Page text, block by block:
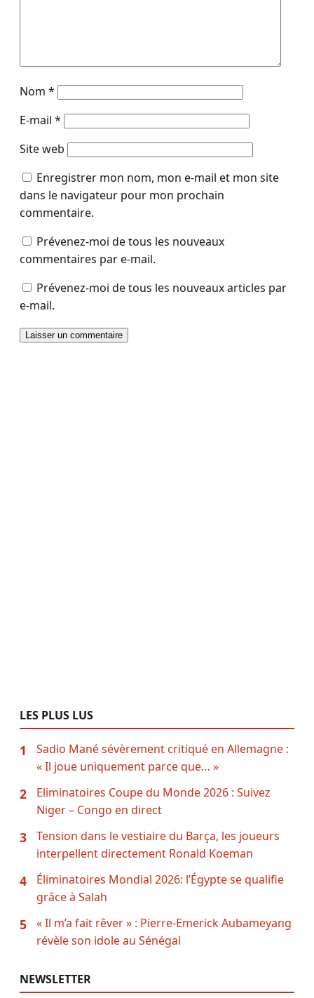
Nom *
E-mail *
Site web
Enregistrer mon nom, mon e-mail et mon site
dans le navigateur pour mon prochain
commentaire.
Prévenez-moi de tous les nouveaux
commentaires par e-mail.
Prévenez-moi de tous les nouveaux articles par
e-mail.
LES PLUS LUS
1
Sadio Mané sévèrement critiqué en Allemagne :
« Il joue uniquement parce que… »
2
Eliminatoires Coupe du Monde 2026 : Suivez
Niger – Congo en direct
3
Tension dans le vestiaire du Barça, les joueurs
interpellent directement Ronald Koeman
4
Éliminatoires Mondial 2026: l’Égypte se qualifie
grâce à Salah
5
« Il m’a fait rêver » : Pierre-Emerick Aubameyang
révèle son idole au Sénégal
NEWSLETTER